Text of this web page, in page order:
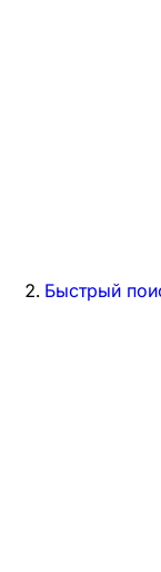
Быстрый